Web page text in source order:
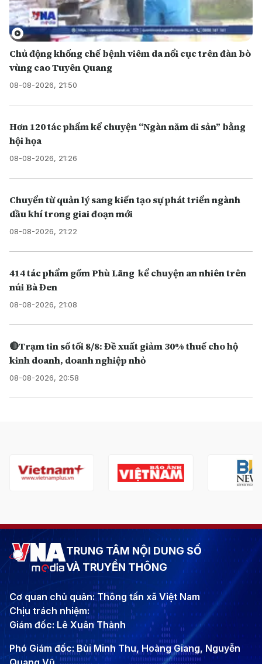
Chủ động khống chế bệnh viêm da nổi cục trên đàn bò
vùng cao Tuyên Quang
08-08-2026, 21:50
Hơn 120 tác phẩm kể chuyện “Ngàn năm di sản” bằng
hội họa
08-08-2026, 21:26
Chuyển từ quản lý sang kiến tạo sự phát triển ngành
dầu khí trong giai đoạn mới
08-08-2026, 21:22
414 tác phẩm gốm Phù Lãng kể chuyện an nhiên trên
núi Bà Đen
08-08-2026, 21:08
🔴Trạm tin số tối 8/8: Đề xuất giảm 30% thuế cho hộ
kinh doanh, doanh nghiệp nhỏ
08-08-2026, 20:58
TRUNG TÂM NỘI DUNG SỐ
VÀ TRUYỀN THÔNG
Cơ quan chủ quản: Thông tấn xã Việt Nam
Chịu trách nhiệm:
Giám đốc: Lê Xuân Thành
Phó Giám đốc: Bùi Minh Thu, Hoàng Giang, Nguyễn